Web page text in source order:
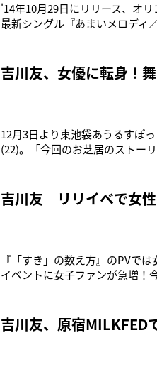
'14年10月29日にリリース、オ
最新シングル『あまいメロディ
を築き上げた。「10月29日、
アップしたこ
吉川友、女優に転身！
12月3日より東池袋あうるすぽ
(22)。「今回のお芝居のストー
と演出が奏建日子、音楽制作
器移植などの重い要素を同時
吉川友 リリイベで女性
『「すき」の数え方』のPVで
イベントに女子ファンが急増！
ぱり増えてる感はありますね
に来てくださったんで
吉川友、原宿MILKFED